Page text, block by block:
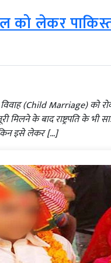
को लेकर
विवाह (Child Marriage) को
मिलने के बाद राष्ट्रपति के
इसे लेकर […]